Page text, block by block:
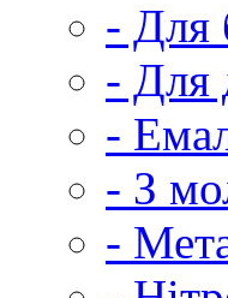
- Для
- Для
-
- З
-